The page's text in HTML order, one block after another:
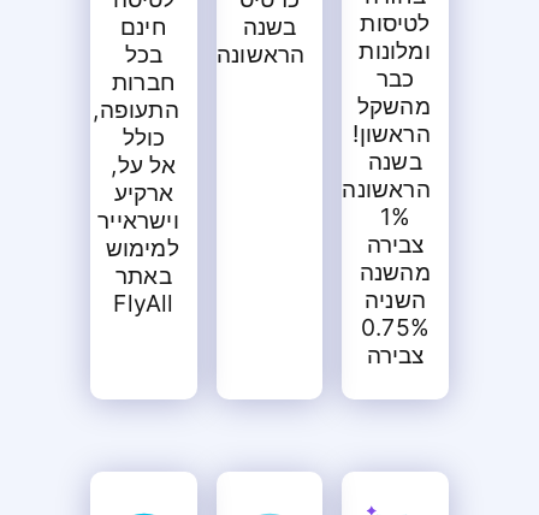
לטיסות
ומלונות
כבר
מהשקל
הראשון!
בשנה
הראשונה
1%
צבירה
מהשנה
השניה
0.75%
צבירה
בשנה
הראשונה
חינם
בכל
חברות
התעופה,
כולל
אל על,
ארקיע
וישראייר
למימוש
באתר
FlyAll